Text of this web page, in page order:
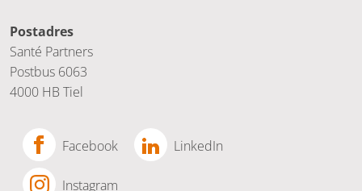
Postadres
Santé Partners
Postbus 6063
4000 HB Tiel
Facebook LinkedIn
Instagram